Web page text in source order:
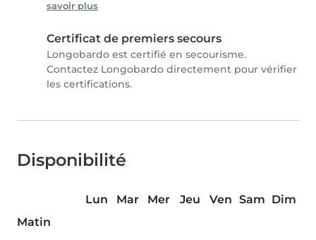
savoir plus
Certificat de premiers secours
Longobardo est certifié en secourisme.
Contactez Longobardo directement pour vérifier
les certifications.
Disponibilité
Lun Mar Mer Jeu Ven Sam Dim
Matin